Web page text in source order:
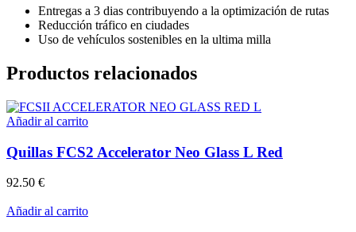
Entregas a 3 dias contribuyendo a la optimización de rutas
Reducción tráfico en ciudades
Uso de vehículos sostenibles en la ultima milla
Productos relacionados
Añadir al carrito
Quillas FCS2 Accelerator Neo Glass L Red
92.50 €
Añadir al carrito